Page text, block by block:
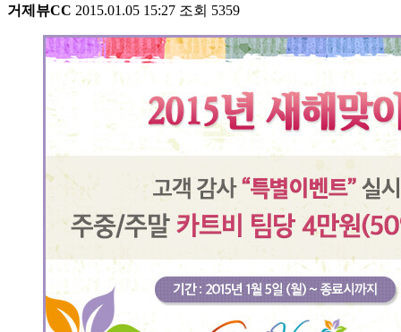
거제뷰CC 2015.01.05 15:27 조회 5359